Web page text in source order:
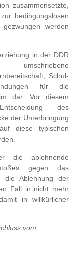
zusammensetzte,
bedingungslosen
werden
in der DDR
Schul-
für die
dar. Vor diesem
des
der Unterbringung
diese typischen
die ablehnende
gegen das
die Ablehnung der
Fall in nicht mehr
in willkürlicher
vom